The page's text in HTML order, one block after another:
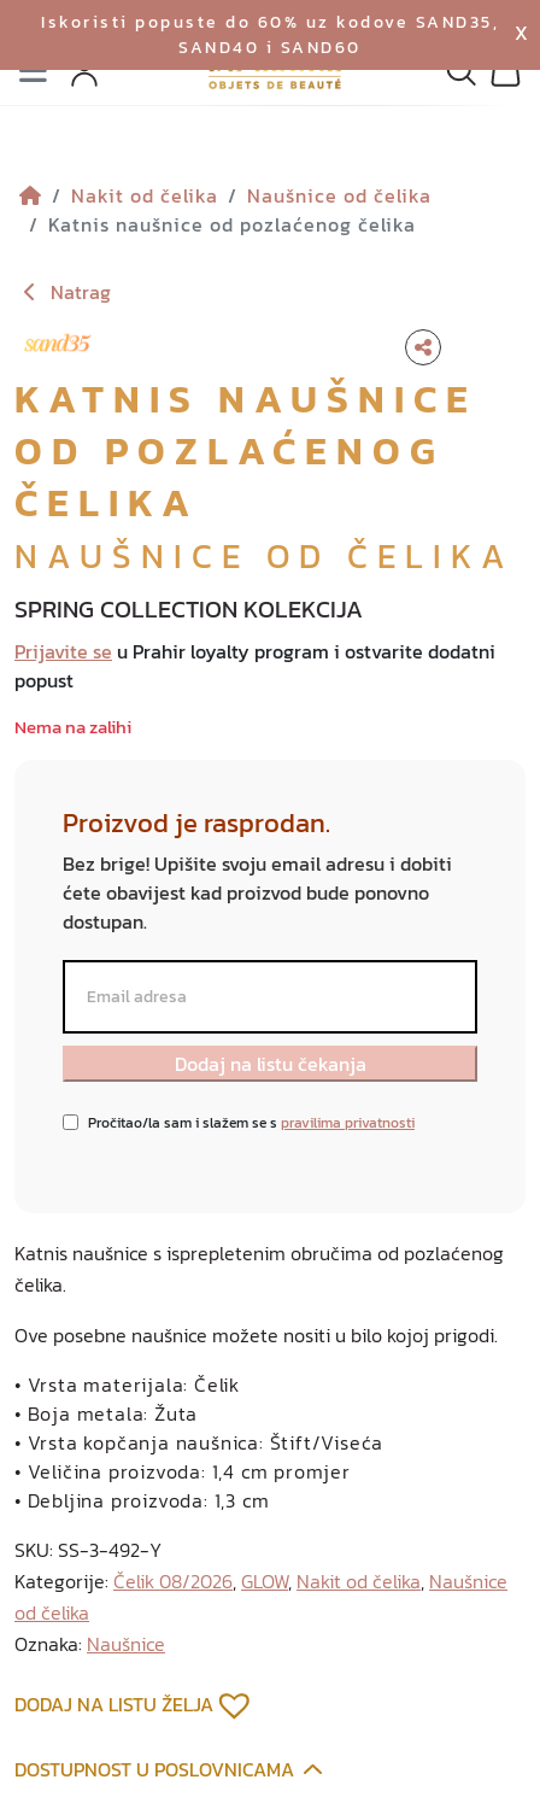
Iskoristi popuste do 60% uz kodove SAND35,
SAND40 i SAND60
X
Izbornik
Profil
Nakit od čelika
Naušnice od čelika
Katnis naušnice od pozlaćenog čelika
Natrag
KATNIS NAUŠNICE
OD POZLAĆENOG
ČELIKA
NAUŠNICE OD ČELIKA
SPRING COLLECTION KOLEKCIJA
Prijavite se u Prahir loyalty program i ostvarite dodatni
popust
Nema na zalihi
Proizvod je rasprodan.
Bez brige! Upišite svoju email adresu i dobiti
ćete obavijest kad proizvod bude ponovno
dostupan.
Pročitao/la sam i slažem se s pravilima privatnosti
Katnis naušnice s isprepletenim obručima od pozlaćenog
čelika.
Ove posebne naušnice možete nositi u bilo kojoj prigodi.
• Vrsta materijala: Čelik
• Boja metala: Žuta
• Vrsta kopčanja naušnica: Štift/Viseća
• Veličina proizvoda: 1,4 cm promjer
• Debljina proizvoda: 1,3 cm
SKU: SS-3-492-Y
Kategorije: Čelik 08/2026,GLOW, Nakit od čelika, Naušnice
od čelika
Oznaka: Naušnice
DODAJ NA LISTU ŽELJA
DOSTUPNOST U POSLOVNICAMA